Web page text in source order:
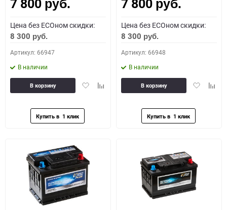
7 800 руб.
Цена без ECOном скидки:
8 300 руб.
Артикул: 66947
В наличии
ДобавитьДобавить
В корзину
7 800 руб.
Цена без ECOном скидки:
8 300 руб.
Артикул: 66948
В наличии
Добавить
В корзину